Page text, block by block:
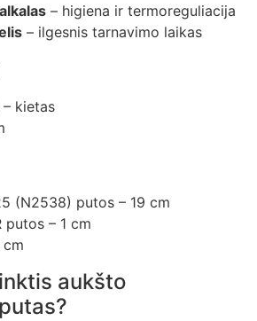
– higiena ir termoreguliacija
– ilgesnis tarnavimo laikas
– kietas
(N2538) putos – 19 cm
putos – 1 cm
cm
aukšto